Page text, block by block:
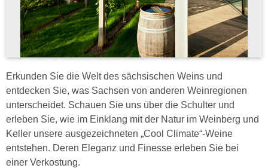
Erkunden Sie die Welt des sächsischen Weins und
entdecken Sie, was Sachsen von anderen Weinregionen
unterscheidet. Schauen Sie uns über die Schulter und
erleben Sie, wie im Einklang mit der Natur im Weinberg und
Keller unsere ausgezeichneten „Cool Climate“-Weine
entstehen. Deren Eleganz und Finesse erleben Sie bei
einer Verkostung.